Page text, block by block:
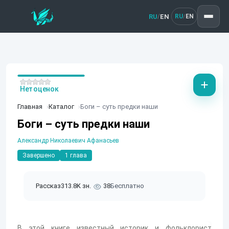
RU/EN RU/ EN
Главная Каталог Боги – суть предки наши
Боги – суть предки наши
Александр Николаевич Афанасьев
Завершено 1 глава
Рассказ313.8K зн. 38Бесплатно
Нет оценок